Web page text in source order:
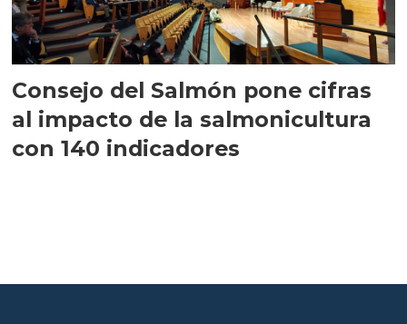
Consejo del Salmón pone cifras
al impacto de la salmonicultura
con 140 indicadores